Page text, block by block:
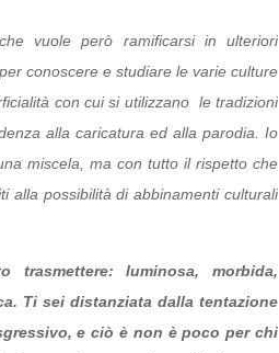
vuole però ramificarsi in ulteriori
conoscere e studiare le varie culture
con cui si utilizzano le tradizioni
alla caricatura ed alla parodia. Io
miscela, ma con tutto il rispetto che
alla possibilità di abbinamenti culturali
luminosa, morbida,
Ti sei distanziata dalla tentazione
e ciò è non è poco per chi